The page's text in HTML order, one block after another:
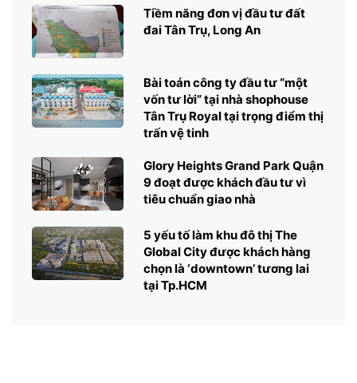
Tiềm năng đơn vị đầu tư đất
đai Tân Trụ, Long An
Bài toán công ty đầu tư “một
vốn tư lời” tại nhà shophouse
Tân Trụ Royal tại trọng điểm thị
trấn vệ tinh
Glory Heights Grand Park Quận
9 đoạt được khách đầu tư vì
tiêu chuẩn giao nhà
5 yếu tố làm khu đô thị The
Global City được khách hàng
chọn là ‘downtown’ tương lai
tại Tp.HCM